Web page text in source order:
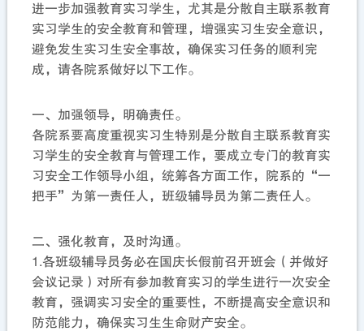
进一步加强教育实习学生，尤其是分散自主联系教育
实习学生的安全教育和管理，增强实习生安全意识，
避免发生实习生安全事故，确保实习任务的顺利完
成，请各院系做好以下工作。
一、加强领导，明确责任。
各院系要高度重视实习生特别是分散自主联系教育实
习学生的安全教育与管理工作，要成立专门的教育实
习安全工作领导小组，统筹各方面工作，院系的“一
把手”为第一责任人，班级辅导员为第二责任人。
二、强化教育，及时沟通。
1.各班级辅导员务必在国庆长假前召开班会（并做好
会议记录）对所有参加教育实习的学生进行一次安全
教育，强调实习安全的重要性，不断提高安全意识和
防范能力，确保实习生生命财产安全。